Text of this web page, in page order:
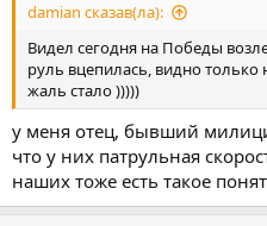
damian сказав(ла):
Видел сегодня на Победы
руль вцепилась, видно только
жаль стало )))))
у меня отец, бывший
что у них патрульная
наших тоже есть такое